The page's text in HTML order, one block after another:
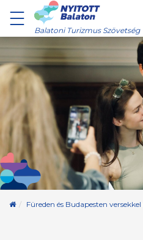
Balatoni Turizmus Szövetség
Kezdőoldal
Füreden és Budapesten